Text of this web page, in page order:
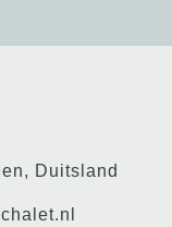
Duitsland